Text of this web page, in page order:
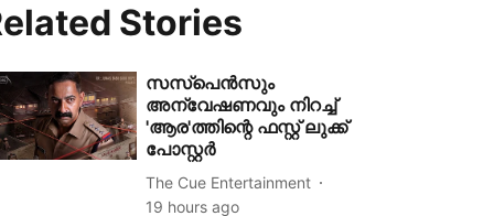
Stories
സസ്പെൻസും
അന്വേഷണവും നിറച്ച്
'ആര'ത്തിന്റെ ഫസ്റ്റ് ലുക്ക്
പോസ്റ്റർ
The Cue Entertainment
19 hours ago